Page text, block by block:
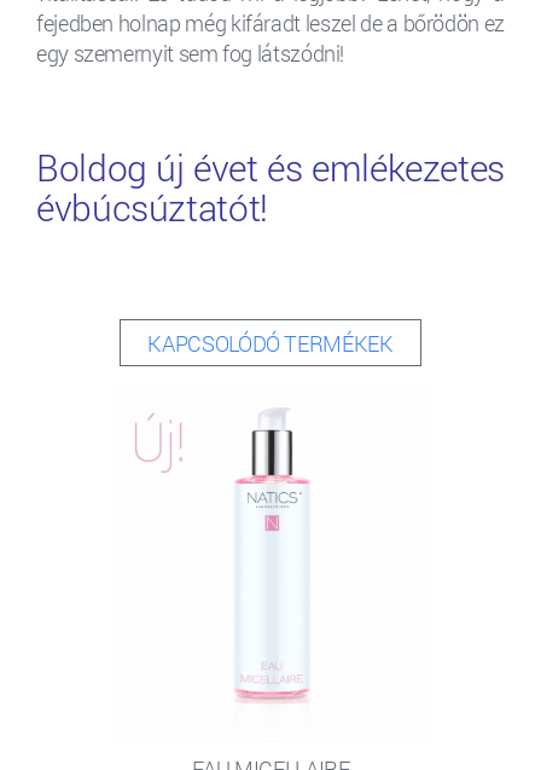
fejedben holnap még kifáradt leszel de a bőrödön ez
egy szemernyit sem fog látszódni!
Boldog új évet és emlékezetes
évbúcsúztatót!
KAPCSOLÓDÓ TERMÉKEK